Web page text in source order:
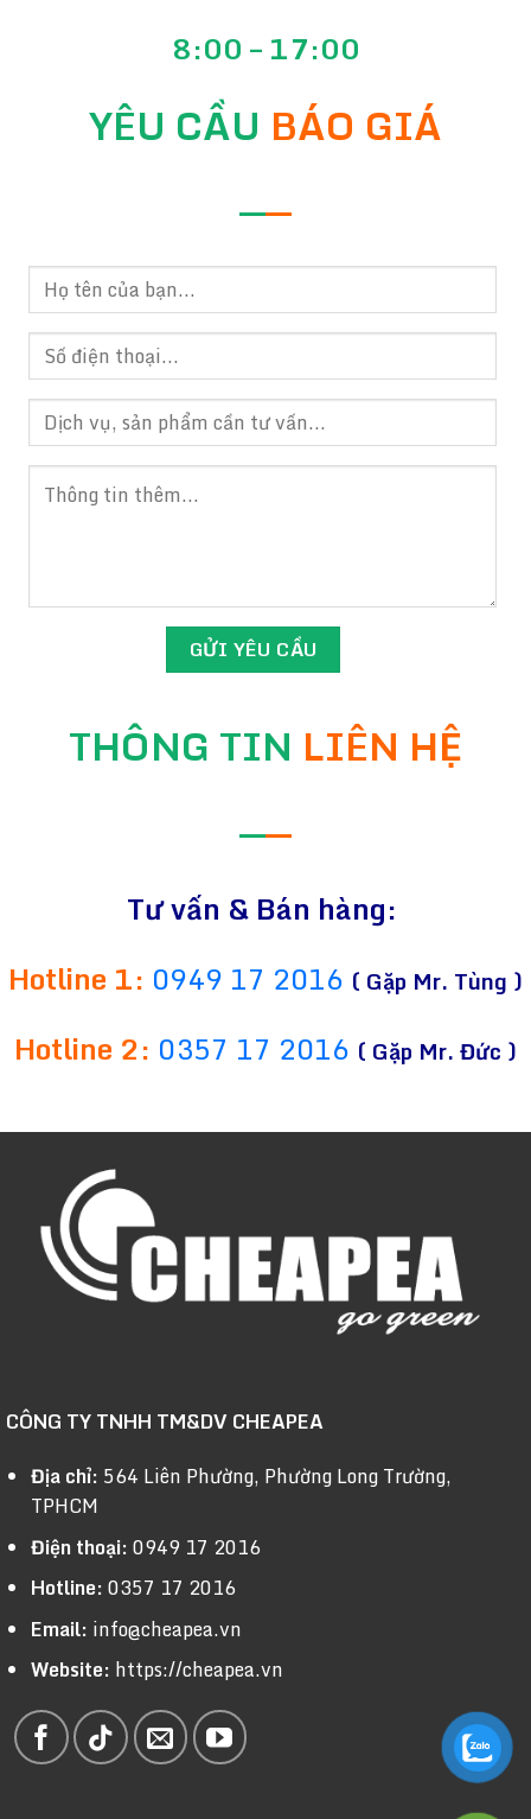
8:00 – 17:00
YÊU CẦU BÁO GIÁ
——
THÔNG TIN LIÊN HỆ
——
Tư vấn & Bán hàng:
Hotline 1: 0949 17 2016 ( Gặp Mr. Tùng )
Hotline 2: 0357 17 2016 ( Gặp Mr. Đức )
CÔNG TY TNHH TM&DV CHEAPEA
Địa chỉ: 564 Liên Phường, Phường Long Trường,
TPHCM
Điện thoại:0949 17 2016
Hotline:0357 17 2016
Email: info@cheapea.vn
Website: https://cheapea.vn